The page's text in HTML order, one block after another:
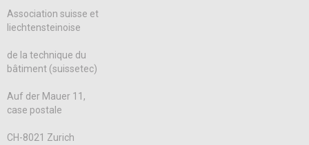
Association suisse et
liechtensteinoise
de la technique du
bâtiment (suissetec)
Auf der Mauer 11,
case postale
CH-8021 Zurich